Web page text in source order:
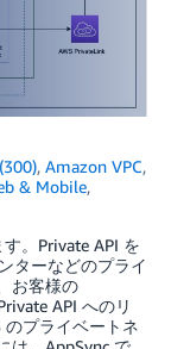
, Amazon VPC,
& Mobile,
。Private API を
ターなどのプライ
お客様の
API へのリ
のプライベートネ